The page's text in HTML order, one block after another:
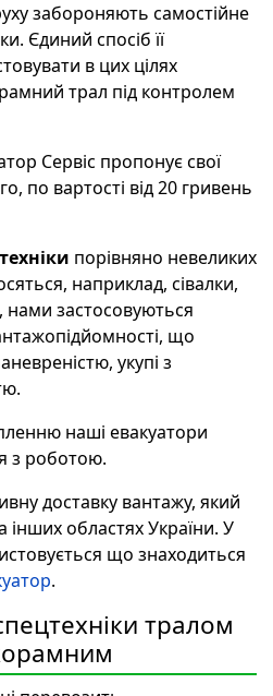
забороняють самостійне
Єдиний спосіб її
в цих цілях
трал під контролем
Сервіс пропонує свої
по вартості від 20 гривень
порівняно невеликих
наприклад, сівалки,
нами застосовуються
що
укупі з
наші евакуатори
з роботою.
доставку вантажу, який
інших областях України. У
що знаходиться
.
тралом